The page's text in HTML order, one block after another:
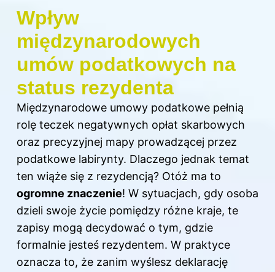
Wpływ
międzynarodowych
umów podatkowych na
status rezydenta
Międzynarodowe umowy podatkowe pełnią
rolę teczek negatywnych opłat skarbowych
oraz precyzyjnej mapy prowadzącej przez
podatkowe labirynty. Dlaczego jednak temat
ten wiąże się z rezydencją? Otóż ma to
ogromne znaczenie! W sytuacjach, gdy osoba
dzieli swoje życie pomiędzy różne kraje, te
zapisy mogą decydować o tym, gdzie
formalnie jesteś rezydentem. W praktyce
oznacza to, że zanim wyślesz deklarację